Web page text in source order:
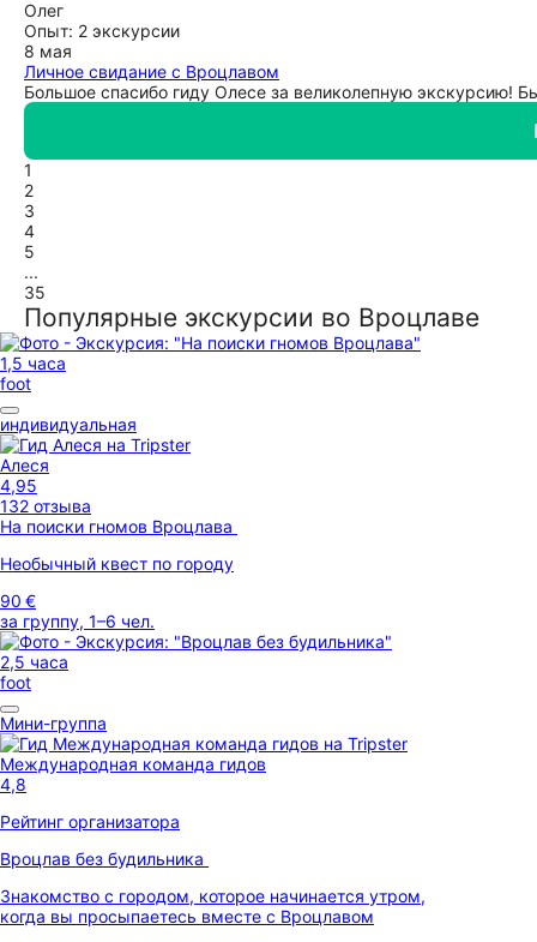
Олег
Опыт: 2 экскурсии
8 мая
Личное свидание с Вроцлавом
Большое спасибо гиду Олесе за великолепную экскурсию!
1
2
3
4
5
...
35
Популярные экскурсии во Вроцлаве
1,5 часа
foot
индивидуальная
Алеся
4,95
132 отзыва
На поиски гномов Вроцлава
Необычный квест по городу
90 €
за группу, 1–6 чел.
2,5 часа
foot
Мини-группа
Международная команда гидов
4,8
Рейтинг организатора
Вроцлав без будильника
Знакомство с городом, которое начинается утром,
когда вы просыпаетесь вместе с Вроцлавом